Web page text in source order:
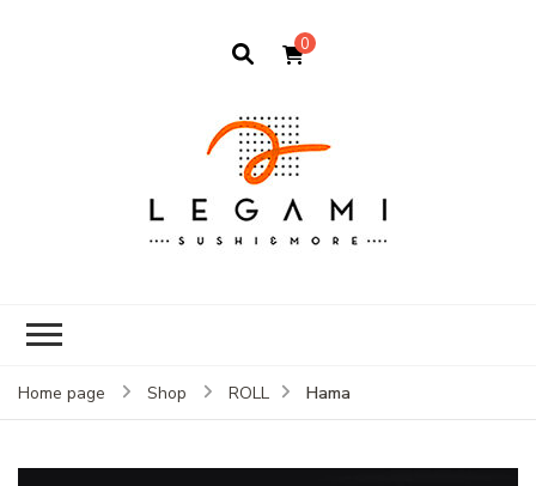
0
Home page Shop ROLL Hama